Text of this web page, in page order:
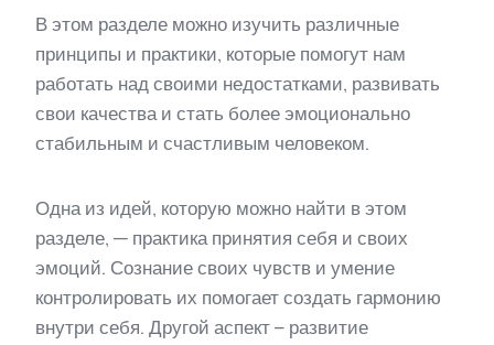
В этом разделе можно изучить различные
принципы и практики, которые помогут нам
работать над своими недостатками, развивать
свои качества и стать более эмоционально
стабильным и счастливым человеком.
Одна из идей, которую можно найти в этом
разделе, — практика принятия себя и своих
эмоций. Сознание своих чувств и умение
контролировать их помогает создать гармонию
внутри себя. Другой аспект – развитие